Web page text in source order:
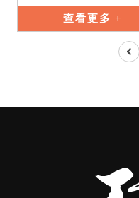
蠟拋光 汽
查看更多